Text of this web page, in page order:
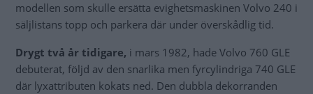
modellen som skulle ersätta evighetsmaskinen Volvo 240 i
säljlistans topp och parkera där under överskådlig tid.
Drygt två år tidigare, i mars 1982, hade Volvo 760 GLE
debuterat, följd av den snarlika men fyrcylindriga 740 GLE
där lyxattributen kokats ned. Den dubbla dekorranden